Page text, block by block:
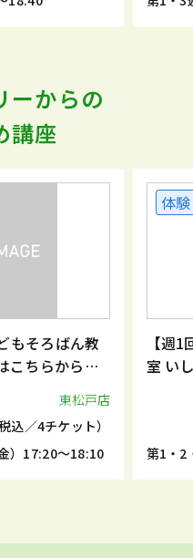
ーからの
講座
もそろばん教
こちらからお
東松戸店
税込／4チケット）
）17:20～18:10
体験
【週
室 い
第1・2